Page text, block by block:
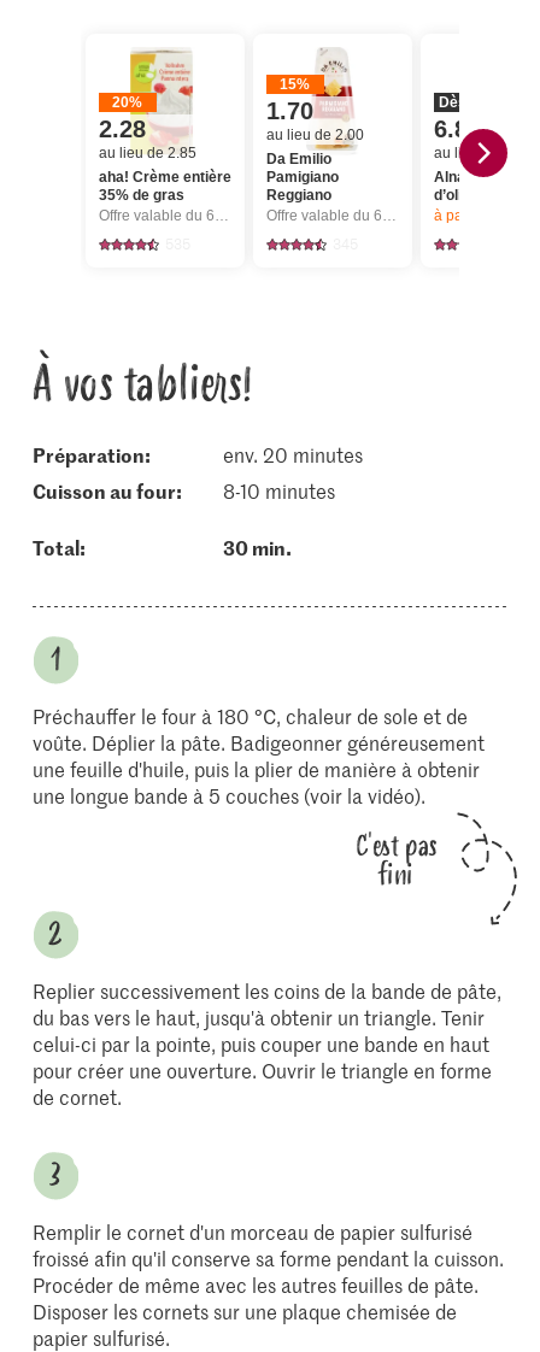
20%
2.28
au lieu de 2.85
aha! Crème entière
35% de gras
Offre valable du 6.8 au 12.8.2026, jusqu’à épuisement du stock.
15%
1.70
au lieu de 2.00
Da Emilio
Pamigiano
Reggiano
Offre valable du 6.8 au 12.8.2026, jusqu’à épuisement du stock.
Dès 2 pièces
6.80
au lieu de 8.50
Alnatura Bio
d’olive extra
à partir de 2
À vos tabliers!
Préparation:
env. 20 minutes
cuisson au four:
8-10 minutes
Total: 30 min.
Préchauffer le four à 180 °C, chaleur de sole et de
voûte. Déplier la pâte. Badigeonner généreusement
une feuille d'huile, puis la plier de manière à obtenir
une longue bande à 5 couches (voir la vidéo).
C'est pas
fini
Replier successivement les coins de la bande de pâte,
du bas vers le haut, jusqu'à obtenir un triangle. Tenir
celui-ci par la pointe, puis couper une bande en haut
pour créer une ouverture. Ouvrir le triangle en forme
de cornet.
Remplir le cornet d'un morceau de papier sulfurisé
froissé afin qu'il conserve sa forme pendant la cuisson.
Procéder de même avec les autres feuilles de pâte.
Disposer les cornets sur une plaque chemisée de
papier sulfurisé.